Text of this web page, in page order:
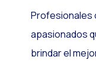
Profesionales
apasionados
brindar el